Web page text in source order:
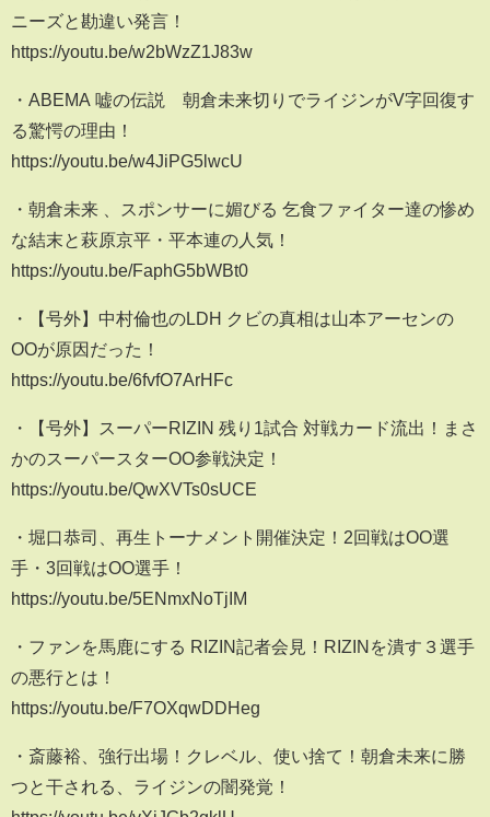
ニーズと勘違い発言！
https://youtu.be/w2bWzZ1J83w
・ABEMA 嘘の伝説 朝倉未来切りでライジンがV字回復す
る驚愕の理由！
https://youtu.be/w4JiPG5lwcU
・朝倉未来 、スポンサーに媚びる 乞食ファイター達の惨め
な結末と萩原京平・平本連の人気！
https://youtu.be/FaphG5bWBt0
・【号外】中村倫也のLDH クビの真相は山本アーセンの
OOが原因だった！
https://youtu.be/6fvfO7ArHFc
・【号外】スーパーRIZIN 残り1試合 対戦カード流出！まさ
かのスーパースターOO参戦決定！
https://youtu.be/QwXVTs0sUCE
・堀口恭司、再生トーナメント開催決定！2回戦はOO選
手・3回戦はOO選手！
https://youtu.be/5ENmxNoTjIM
・ファンを馬鹿にする RIZIN記者会見！RIZINを潰す３選手
の悪行とは！
https://youtu.be/F7OXqwDDHeg
・斎藤裕、強行出場！クレベル、使い捨て！朝倉未来に勝
つと干される、ライジンの闇発覚！